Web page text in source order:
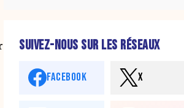
SUIVEZ-NOUS SUR LES RÉSEAUX
FACEBOOK X